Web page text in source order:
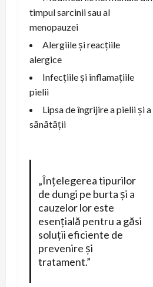
timpul sarcinii sau al
menopauzei
Alergiile și reacțiile
alergice
Infecțiile și inflamațiile
pielii
Lipsa de îngrijire a pielii și a
sănătății
„Înțelegerea tipurilor
de dungi pe burta și a
cauzelor lor este
esențială pentru a găsi
soluții eficiente de
prevenire și
tratament.”